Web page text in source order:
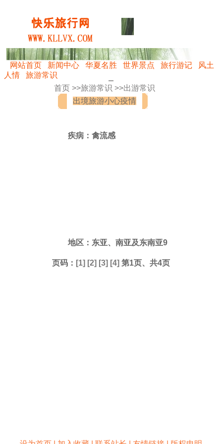
网站首页 新闻中心 华夏名胜 世界景点 旅行游记
风土
人情
旅游常识
首页 >>旅游常识 >>出游常识
出境旅游小心疫情
疾病：禽流感
地区：东亚、南亚及东南亚9
页码： [1] [2] [3] [4] 第1页、共4页